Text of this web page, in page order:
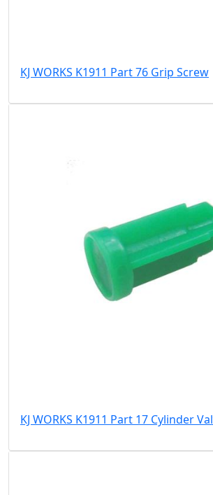
KJ WORKS K1911 Part 76 Grip Screw
KJ WORKS K1911 Part 17 Cylinder